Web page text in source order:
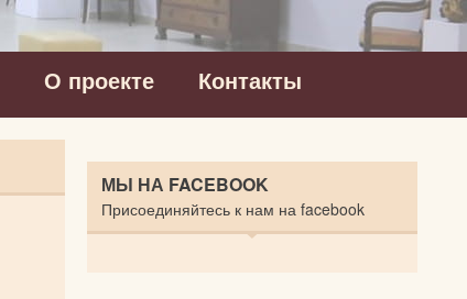
О проекте Контакты
МЫ НА FACEBOOK
Присоединяйтесь к нам на facebook